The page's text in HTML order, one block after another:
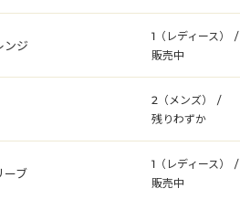
ンジ
1（レディース）
/
販売中
2（メンズ）
/
残りわずか
ーブ
1（レディース）
/
販売中